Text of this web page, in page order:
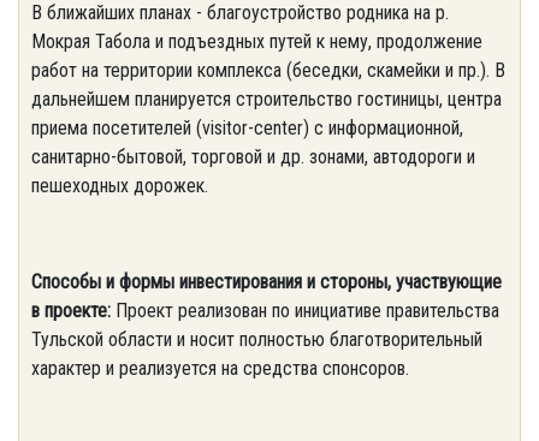
В ближайших планах - благоустройство родника на р.
Мокрая Табола и подъездных путей к нему, продолжение
работ на территории комплекса (беседки, скамейки и пр.). В
дальнейшем планируется строительство гостиницы, центра
приема посетителей (visitor-center) c информационной,
санитарно-бытовой, торговой и др. зонами, автодороги и
пешеходных дорожек.
Способы и формы инвестирования и стороны, участвующие
в проекте: Проект реализован по инициативе правительства
Тульской области и носит полностью благотворительный
характер и реализуется на средства спонсоров.